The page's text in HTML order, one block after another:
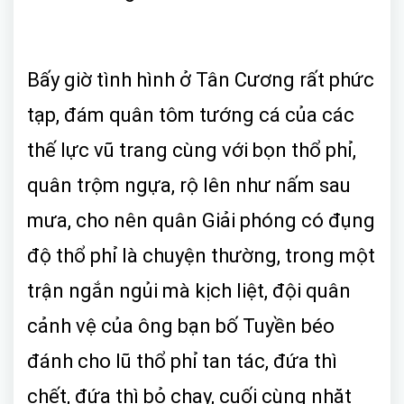
Bấy giờ tình hình ở Tân Cương rất phức
tạp, đám quân tôm tướng cá của các
thế lực vũ trang cùng với bọn thổ phỉ,
quân trộm ngựa, rộ lên như nấm sau
mưa, cho nên quân Giải phóng có đụng
độ thổ phỉ là chuyện thường, trong một
trận ngắn ngủi mà kịch liệt, đội quân
cảnh vệ của ông bạn bố Tuyền béo
đánh cho lũ thổ phỉ tan tác, đứa thì
chết, đứa thì bỏ chạy, cuối cùng nhặt